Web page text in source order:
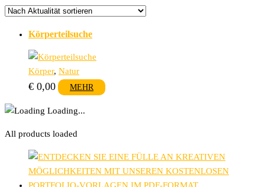
Körperteilsuche
Körper, Natur
€ 0,00 MEHR
Loading...
All products loaded